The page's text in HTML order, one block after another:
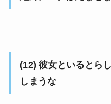
(12) 彼女といるとら
しまうな